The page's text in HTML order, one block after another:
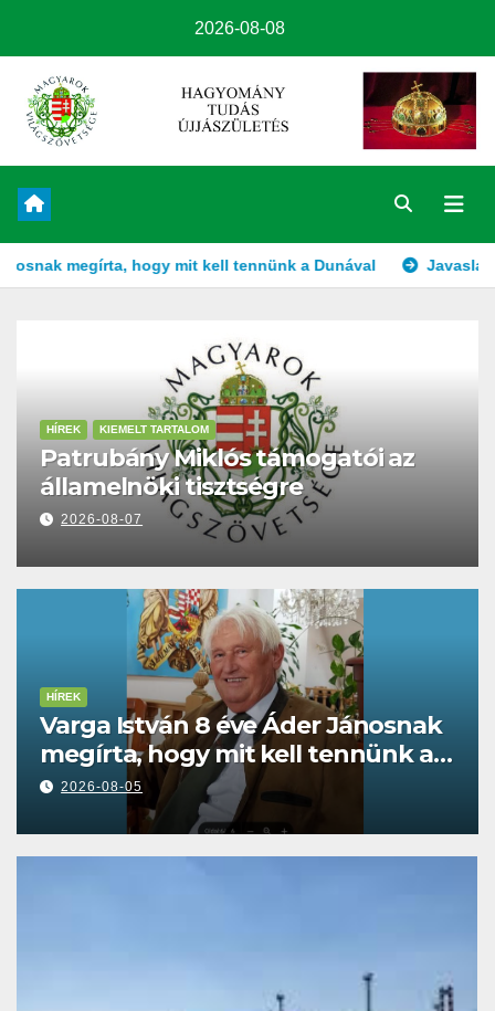
2026-08-08
mit kell tennünk a Dunával Javaslat a Duna
HÍREK KIEMELT TARTALOM
Patrubány Miklós támogatói az
államelnöki tisztségre
2026-08-07
HÍREK
Varga István 8 éve Áder Jánosnak
megírta, hogy mit kell tennünk a
Dunával
2026-08-05